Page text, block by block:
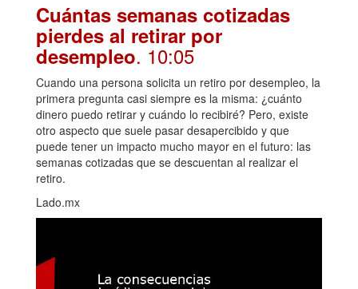
Cuántas semanas cotizadas
pierdes al retirar por
desempleo. 10:05
Cuando una persona solicita un retiro por desempleo, la
primera pregunta casi siempre es la misma: ¿cuánto
dinero puedo retirar y cuándo lo recibiré? Pero, existe
otro aspecto que suele pasar desapercibido y que
puede tener un impacto mucho mayor en el futuro: las
semanas cotizadas que se descuentan al realizar el
retiro.
Lado.mx